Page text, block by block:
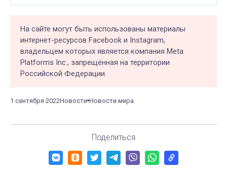
На сайте могут быть использованы материалы
интернет-ресурсов Facebook и Instagram,
владельцем которых является компания Meta
Platforms Inc., запрещённая на территории
Российской Федерации.
1 сентября 2022Новости Новости мира
Поделиться